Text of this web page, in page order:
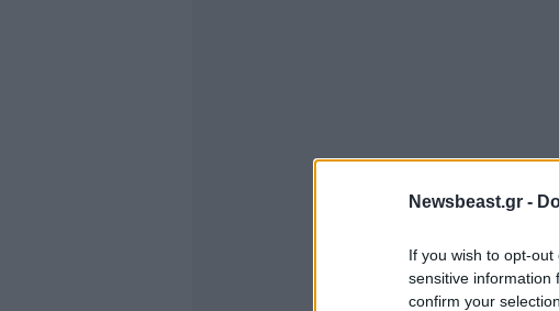
Newsbeast.gr -
If you wish to opt-
sensitive information
confirm your